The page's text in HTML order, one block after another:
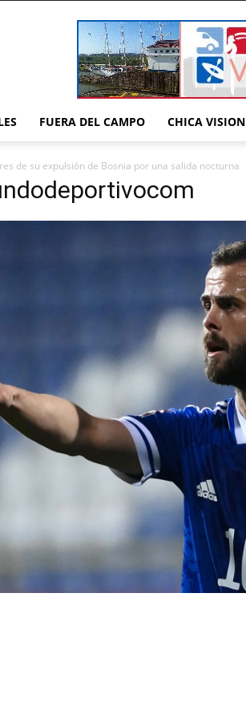
FUERA DEL CAMPO CHICA VISION
de su expulsión de Bosnia por una salida nocturna